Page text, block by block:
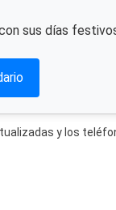
sus días
y los